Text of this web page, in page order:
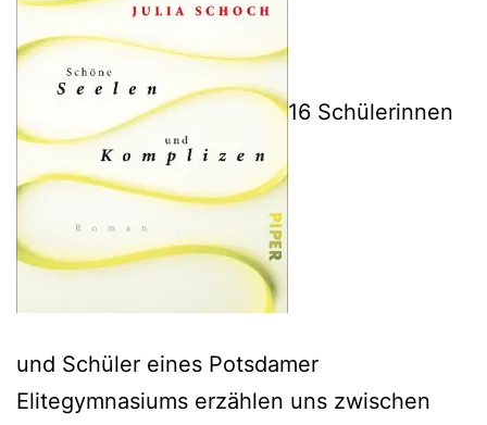
16 Schülerinnen
und Schüler eines Potsdamer
Elitegymnasiums erzählen uns zwischen